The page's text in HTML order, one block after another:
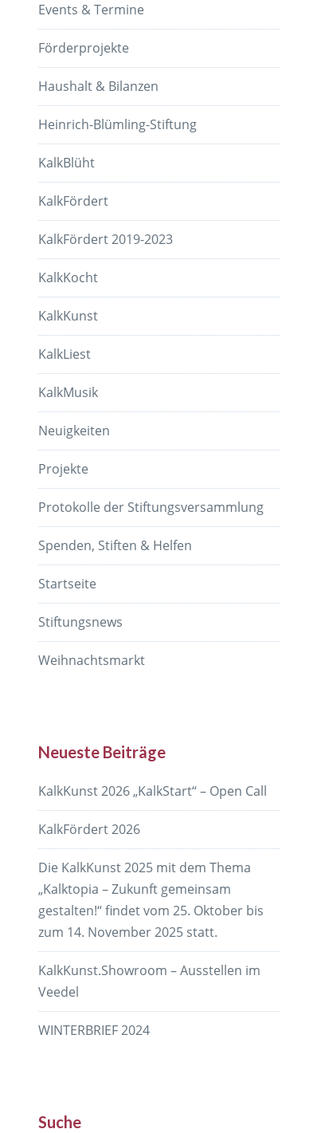
Events & Termine
Förderprojekte
Haushalt & Bilanzen
Heinrich-Blümling-Stiftung
KalkBlüht
KalkFördert
KalkFördert 2019-2023
KalkKocht
KalkKunst
KalkLiest
KalkMusik
Neuigkeiten
Projekte
Protokolle der Stiftungsversammlung
Spenden, Stiften & Helfen
Startseite
Stiftungsnews
Weihnachtsmarkt
Neueste Beiträge
KalkKunst 2026 „KalkStart“ – Open Call
KalkFördert 2026
Die KalkKunst 2025 mit dem Thema
„Kalktopia – Zukunft gemeinsam
gestalten!“ findet vom 25. Oktober bis
zum 14. November 2025 statt.
KalkKunst.Showroom – Ausstellen im
Veedel
WINTERBRIEF 2024
Suche